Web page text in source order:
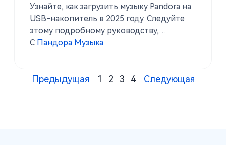
Узнайте, как загрузить музыку Pandora на
USB-накопитель в 2025 году. Следуйте
этому подробному руководству,
используя TuneSolo Pandora Music
накопителе.
С Пандора Музыка
Предыдущая 1 2 3 4 Следующая